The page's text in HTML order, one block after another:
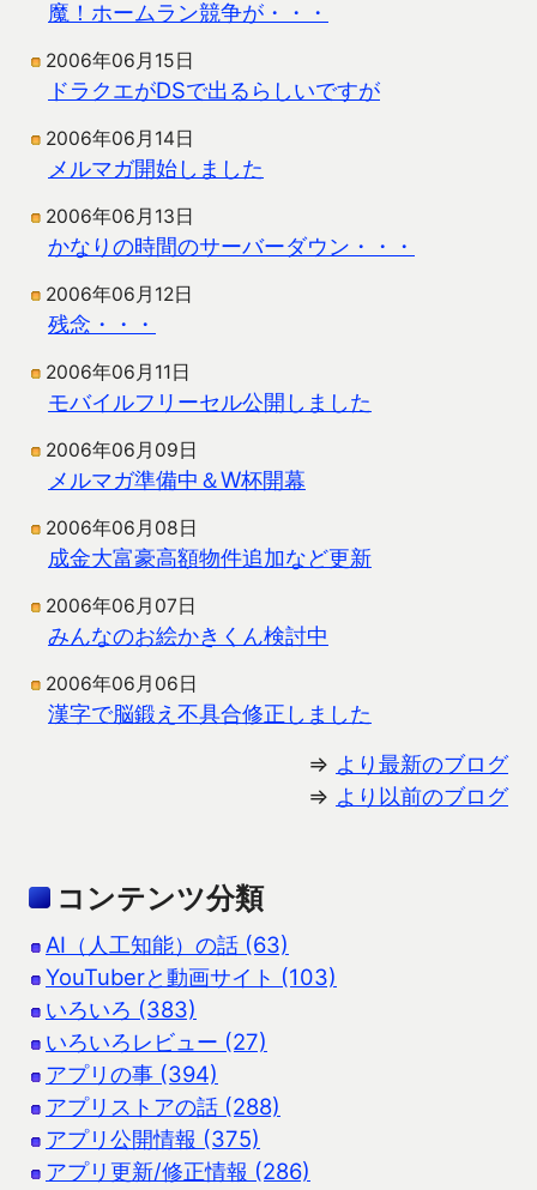
魔！ホームラン競争が・・・
2006年06月15日
ドラクエがDSで出るらしいですが
2006年06月14日
メルマガ開始しました
2006年06月13日
かなりの時間のサーバーダウン・・・
2006年06月12日
残念・・・
2006年06月11日
モバイルフリーセル公開しました
2006年06月09日
メルマガ準備中＆W杯開幕
2006年06月08日
成金大富豪高額物件追加など更新
2006年06月07日
みんなのお絵かきくん検討中
2006年06月06日
漢字で脳鍛え不具合修正しました
⇒ より最新のブログ
⇒ より以前のブログ
コンテンツ分類
AI（人工知能）の話 (63)
YouTuberと動画サイト (103)
いろいろ (383)
いろいろレビュー (27)
アプリの事 (394)
アプリストアの話 (288)
アプリ公開情報 (375)
アプリ更新/修正情報 (286)